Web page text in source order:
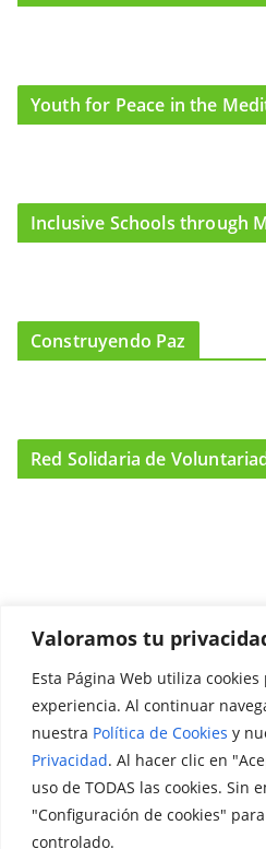
Valoramos tu
Esta Página Web utiliza
experiencia. Al continuar
nuestra Política de Cookies y
Privacidad. Al hacer clic en
uso de TODAS las cookies. Sin
"Configuración de cookies"
controlado.
Youth for Peace in the
Inclusive Schools through
Construyendo Paz
Red Solidaria de
Promociónate
Legal
Aviso Legal
Política de Privacidad